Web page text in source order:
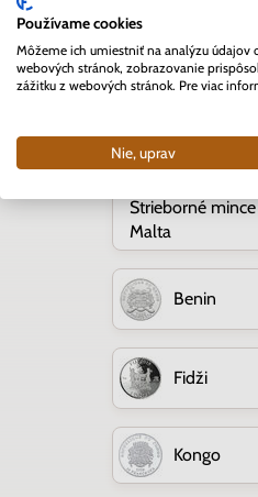
Strieborné mince
Malta
Benin
Fidži
Kongo
Používame cookies
Môžeme ich umiestniť na analýzu údajov
webových stránok, zobrazovanie
zážitku z webových stránok. Pre viac
Nie, uprav